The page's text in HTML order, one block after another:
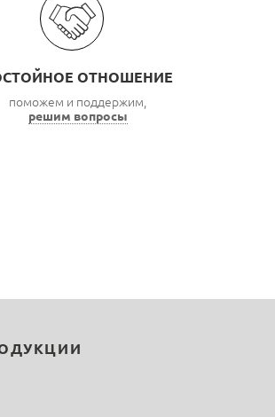
ОТНОШЕНИЕ
поможем и поддержим,
решим вопросы